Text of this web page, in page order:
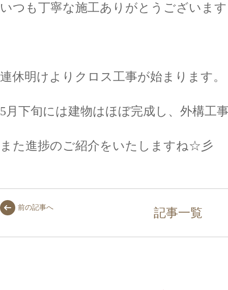
いつも丁寧な施工ありがとうございま
連休明けよりクロス工事が始まります。
5月下旬には建物はほぼ完成し、外構工
また進捗のご紹介をいたしますね☆彡
前の記事へ 記事一覧